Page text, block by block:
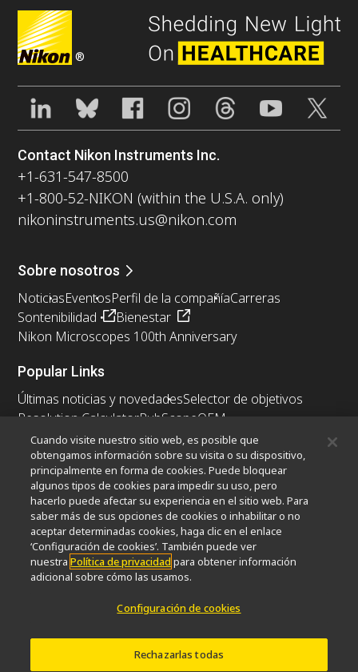
®
Contact Nikon Instruments Inc.
+1-631-547-8500
+1-800-52-NIKON (within the U.S.A. only)
nikoninstruments.us@nikon.com
Sobre nosotros
NoticiasEventosPerfil de la compañíaCarreras
Sontenibilidad
Bienestar
Nikon Microscopes 100th Anniversary
Popular Links
Últimas noticias y novedadesSelector de objetivos
Resolution CalculatorPubScopeOEM
Nikon Small World
MicroscopyU
Otros Productos Nikon
Productos de imagen
Microscopía industrial y metrología
Sistemas de litografía semiconductores
Sistemas de litografía FPD
Do Not Sell or Share My Personal Information
Cuando visite nuestro sitio web, es posible que
obtengamos información sobre su visita o su dispositivo,
principalmente en forma de cookies. Puede bloquear
algunos tipos de cookies para impedir su uso, pero
hacerlo puede afectar su experiencia en el sitio web. Para
saber más de sus opciones de cookies o inhabilitar o no
aceptar determinadas cookies, haga clic en el enlace
‘Configuración de cookies’. También puede ver
nuestraPolítica de privacidad para obtener información
adicional sobre cómo las usamos.
Configuración de cookies
Rechazarlas todas